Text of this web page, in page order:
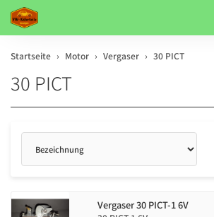
Startseite Motor Vergaser 30 PICT
30 PICT
Sortierung
Vergaser 30 PICT-1 6V